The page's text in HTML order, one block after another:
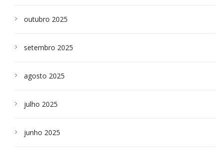
outubro 2025
setembro 2025
agosto 2025
julho 2025
junho 2025